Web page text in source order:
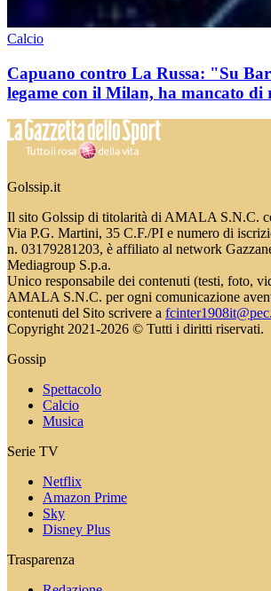
Calcio
Capuano contro La Russa: "Su
legame con il Milan, ha mancato di
Golssip.it
Il sito Golssip di titolarità di AMALA S.N.C.
Via P.G. Martini, 35 C.F./PI e numero di
n. 03179281203, è affiliato al network
Mediagroup S.p.a.
Unico responsabile dei contenuti (testi, foto,
AMALA S.N.C. per ogni comunicazione
contenuti del Sito scrivere a
Copyright 2021-2026 © Tutti i diritti riservati.
Gossip
Spettacolo
Calcio
Musica
Serie TV
Netflix
Amazon Prime
Sky
Disney Plus
Trasparenza